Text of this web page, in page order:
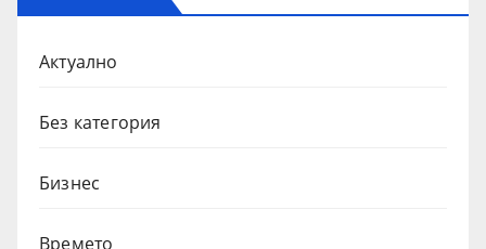
Актуално
Без категория
Бизнес
Времето